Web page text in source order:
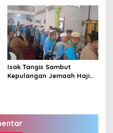
Isak Tangis Sambut
Kepulangan Jemaah Haji